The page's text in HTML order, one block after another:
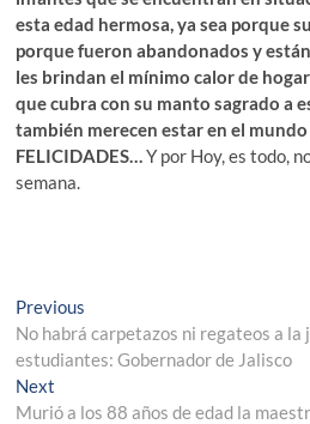
esta edad hermosa, ya sea porque
porque fueron abandonados y
les brindan el mínimo calor de
que cubra con su manto sagrado a
también merecen estar en el
FELICIDADES…Y por Hoy, es todo,
semana.
Navegación
de
entradas
Previous
post:
No habrá carpetazos ni regateos a la
estudiantes: Gobernador de Jalisco
Next
post:
Murió a los 88 años de edad la